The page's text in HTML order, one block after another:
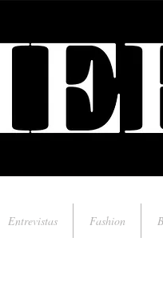
Entrevistas Fashion